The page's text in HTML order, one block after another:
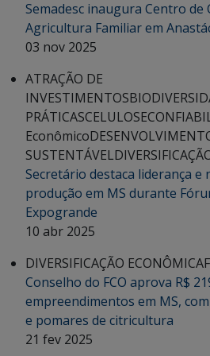
Semadesc inaugura Centro de
Agricultura Familiar em
03 nov 2025
ATRAÇÃO DE
INVESTIMENTOS
PRÁTICASCELULOSE
Econômico
SUSTENTÁVEL
Secretário destaca liderança e
produção em MS durante
Expogrande
10 abr 2025
DIVERSIFICAÇÃO ECONÔMICA
Conselho do FCO aprova R$
empreendimentos em MS,
e pomares de citricultura
21 fev 2025